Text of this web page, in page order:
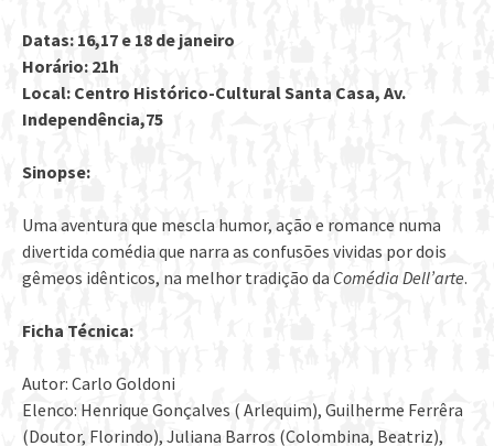
Datas: 16,17 e 18 de janeiro
Horário: 21h
Local: Centro Histórico-Cultural Santa Casa, Av.
Independência,75
Sinopse:
Uma aventura que mescla humor, ação e romance numa
divertida comédia que narra as confusões vividas por dois
gêmeos idênticos, na melhor tradição da Comédia Dell’arte.
Ficha Técnica:
Autor: Carlo Goldoni
Elenco: Henrique Gonçalves ( Arlequim), Guilherme Ferrêra
(Doutor, Florindo), Juliana Barros (Colombina, Beatriz),